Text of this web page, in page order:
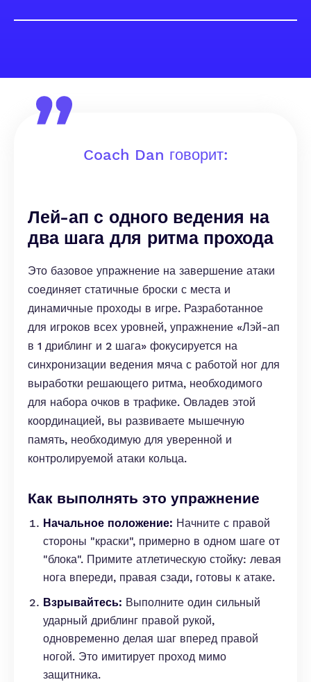
Coach Dan говорит:
Лей-ап с одного ведения на
два шага для ритма прохода
Это базовое упражнение на завершение атаки
соединяет статичные броски с места и
динамичные проходы в игре. Разработанное
для игроков всех уровней, упражнение «Лэй-ап
в 1 дриблинг и 2 шага» фокусируется на
синхронизации ведения мяча с работой ног для
выработки решающего ритма, необходимого
для набора очков в трафике. Овладев этой
координацией, вы развиваете мышечную
память, необходимую для уверенной и
контролируемой атаки кольца.
Как выполнять это упражнение
Начальное положение: Начните с правой
стороны "краски", примерно в одном шаге от
"блока". Примите атлетическую стойку: левая
нога впереди, правая сзади, готовы к атаке.
Взрывайтесь: Выполните один сильный
ударный дриблинг правой рукой,
одновременно делая шаг вперед правой
ногой. Это имитирует проход мимо
защитника.